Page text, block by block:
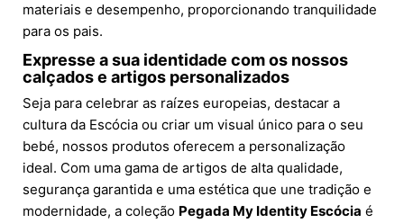
materiais e desempenho, proporcionando tranquilidade
para os pais.
Expresse a sua identidade com os nossos
calçados e artigos personalizados
Seja para celebrar as raízes europeias, destacar a
cultura da Escócia ou criar um visual único para o seu
bebé, nossos produtos oferecem a personalização
ideal. Com uma gama de artigos de alta qualidade,
segurança garantida e uma estética que une tradição e
modernidade, a coleção Pegada My Identity Escócia é